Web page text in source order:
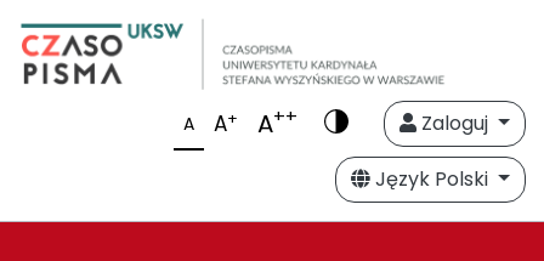
A A+ A++
Zaloguj
Język Polski